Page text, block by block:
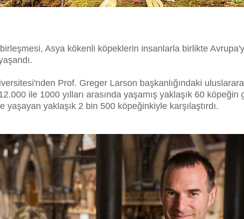
Asya kökenli köpeklerin insanlarla birlikte
Prof. Greger Larson başkanlığındaki
ile 1000 yılları arasında yaşamış yaklaşık 60 köpeğin
yaşayan yaklaşık 2 bin 500 köpeğinkiyle karşılaştırdı.